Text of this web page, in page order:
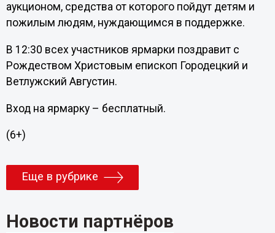
аукционом, средства от которого пойдут детям и
пожилым людям, нуждающимся в поддержке.
В 12:30 всех участников ярмарки поздравит с
Рождеством Христовым епископ Городецкий и
Ветлужский Августин.
Вход на ярмарку – бесплатный.
(6+)
Еще в рубрике
Новости партнёров